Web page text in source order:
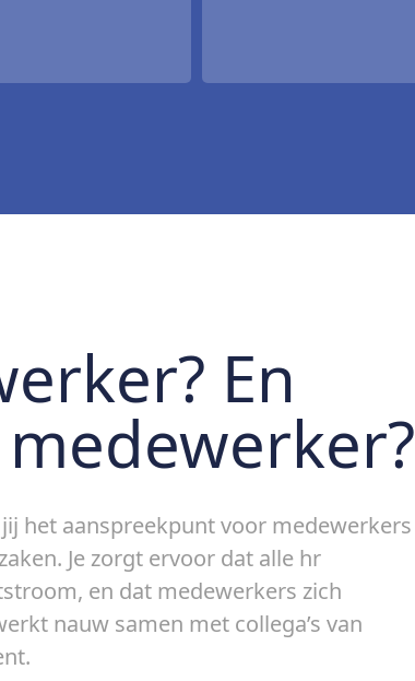
En
het aanspreekpunt voor medewerkers
Je zorgt ervoor dat alle hr
en dat medewerkers zich
nauw samen met collega’s van